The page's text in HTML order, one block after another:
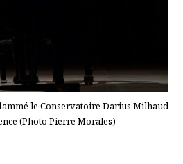
le Conservatoire Darius Milhaud
(Photo Pierre Morales)